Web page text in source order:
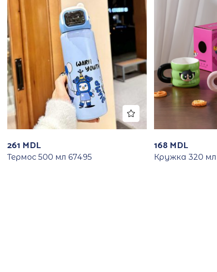
261 MDL
Термос 500 мл 67495
168 MDL
Кружка 320 мл